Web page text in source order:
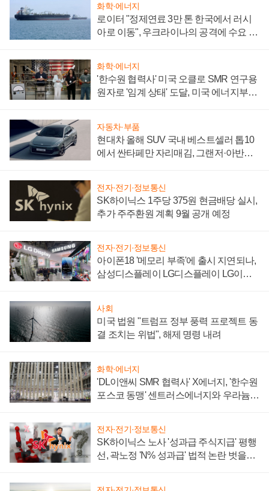
화학·에너지
로이터 "정제연료 3만 톤 한국에서 러시
아로 이동", 우크라이나의 공격에 수요 늘
화학·에너지
'한수원 협력사' 미국 오클로 SMR 연구용
원자로 '임계 상태' 도달, 미국 에너지부
자동차·부품
현대차 올해 SUV 국내 베스트셀러 톱10
에서 싼타페만 자리매김, 그랜저·아반떼
전자·전기·정보통신
SK하이닉스 1주당 375원 현금배당 실시,
추가 주주환원 계획 9월 공개 예정
전자·전기·정보통신
아이폰18 '메모리 부족'에 출시 지연되나,
삼성디스플레이 LG디스플레이 LG이노
사회
미국 법원 "트럼프 정부 풍력 프로젝트 동
결 조치는 위법", 해제 명령 내려
화학·에너지
'DL이앤씨 SMR 협력사' X에너지, '한수원
포스코 동맹' 센트러스에너지와 우라늄
전자·전기·정보통신
SK하이닉스 노사 '성과급 주식지급' 평행
선, 곽노정 'N% 성과급' 법적 논란 벗을지